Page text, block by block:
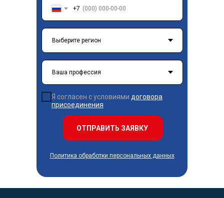
+7
Я согласен с условиями договора
присоединения
ОТПРАВИТЬ ЗАЯВКУ
Политика обработки персональных данных